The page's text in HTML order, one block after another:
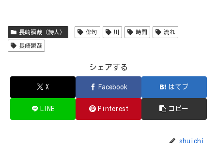
長崎瞬哉（詩人） 俳句 川 時間 流れ
長崎瞬哉
シェアする
X Facebook はてブ
LINE Pinterest コピー
shuichi